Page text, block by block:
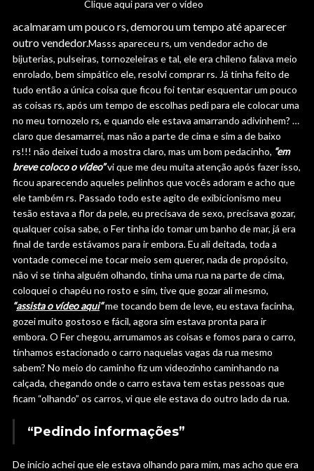
Clique aqui para ver o vídeo
acalmaram um pouco rs, demorou um tempo até aparecer
outro vendedor.Masss apareceu rs, um vendedor acho de
bijuterias, pulseiras, tornozeleiras e tal, ele era chileno falava meio
enrolado, bem simpático ele, resolvi comprar rs. Já tinha feito de
tudo então a única coisa que ficou foi tentar esquentar um pouco
as coisas rs, após um tempo de escolhas pedi para ele colocar uma
no meu tornozelo rs, e quando ele estava amarrando adivinhem? …
claro que desamarrei, mas não a parte de cima e sim a de baixo
rs!!! não deixei tudo a mostra claro, mas um bom pedacinho, “em
breve coloco o vídeo”vi que me deu muita atenção após fazer isso,
ficou aparecendo aqueles pelinhos que vocês adoram e acho que
ele também rs. Passado todo este agito de exibicionismo meu
tesão estava a flor da pele, eu precisava de sexo, precisava gozar,
qualquer coisa sabe, o Fer tinha ido tomar um banho de mar, já era
final de tarde estávamos para ir embora. Eu ali deitada, toda a
vontade comecei me tocar meio sem querer, nada de propósito,
não vi se tinha alguém olhando, tinha uma rua na parte de cima,
coloquei o chapéu no rosto e sim, tive que gozar ali mesmo,
“assista o vídeo aqui“me tocando bem de leve, eu estava facinha,
gozei muito gostoso e fácil, agora sim estava pronta para ir
embora. O Fer chegou, arrumamos as coisas e fomos para o carro,
tínhamos estacionado o carro naquelas vagas da rua mesmo
sabem? No meio do caminho fiz um videozinho caminhando na
calçada, chegando onde o carro estava tem estas pessoas que
ficam “olhando” os carros, vi que ele estava do outro lado da rua.
“Pedindo informações”
De inicio achei que ele estava olhando para mim, mas acho que era